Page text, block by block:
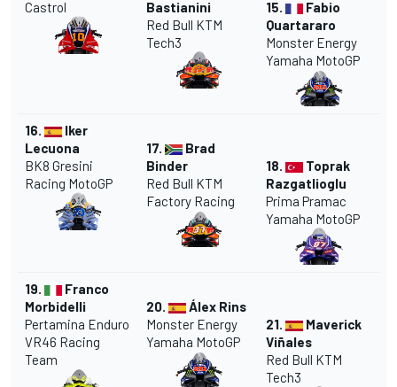
Castrol
Bastianini
Red Bull KTM
Tech3
15.
Fabio
Quartararo
Monster Energy
Yamaha MotoGP
16.
Iker
Lecuona
BK8 Gresini
Racing MotoGP
17.
Brad
Binder
Red Bull KTM
Factory Racing
18.
Toprak
Razgatlioglu
Prima Pramac
Yamaha MotoGP
19.
Franco
Morbidelli
Pertamina Enduro
VR46 Racing
Team
20.
Álex Rins
Monster Energy
Yamaha MotoGP
21.
Maverick
Viñales
Red Bull KTM
Tech3